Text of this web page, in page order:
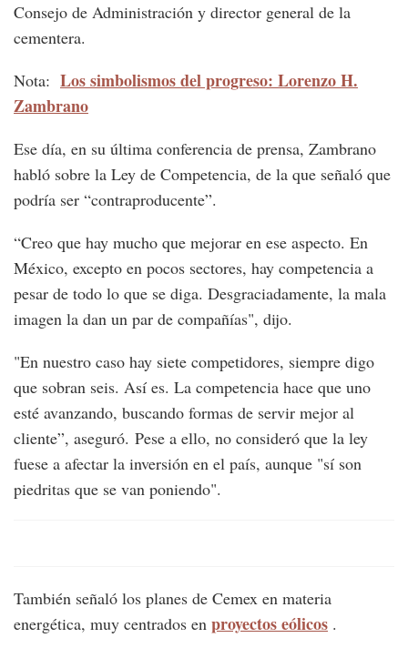
Consejo de Administración y director general de la
cementera.
Nota: Los simbolismos del progreso: Lorenzo H.
Zambrano
Ese día, en su última conferencia de prensa, Zambrano
habló sobre la Ley de Competencia, de la que señaló que
podría ser “contraproducente”.
“Creo que hay mucho que mejorar en ese aspecto. En
México, excepto en pocos sectores, hay competencia a
pesar de todo lo que se diga. Desgraciadamente, la mala
imagen la dan un par de compañías", dijo.
"En nuestro caso hay siete competidores, siempre digo
que sobran seis. Así es. La competencia hace que uno
esté avanzando, buscando formas de servir mejor al
cliente”, aseguró. Pese a ello, no consideró que la ley
fuese a afectar la inversión en el país, aunque "sí son
piedritas que se van poniendo".
También señaló los planes de Cemex en materia
energética, muy centrados en proyectos eólicos .